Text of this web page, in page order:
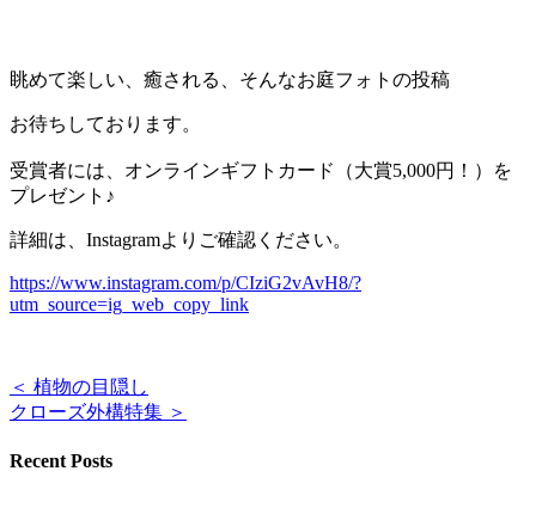
眺めて楽しい、癒される、そんなお庭フォトの投稿
お待ちしております。
受賞者には、オンラインギフトカード（大賞5,000円！）を
プレゼント♪
詳細は、Instagramよりご確認ください。
https://www.instagram.com/p/CIziG2vAvH8/?
utm_source=ig_web_copy_link
＜ 植物の目隠し
クローズ外構特集 ＞
Recent Posts